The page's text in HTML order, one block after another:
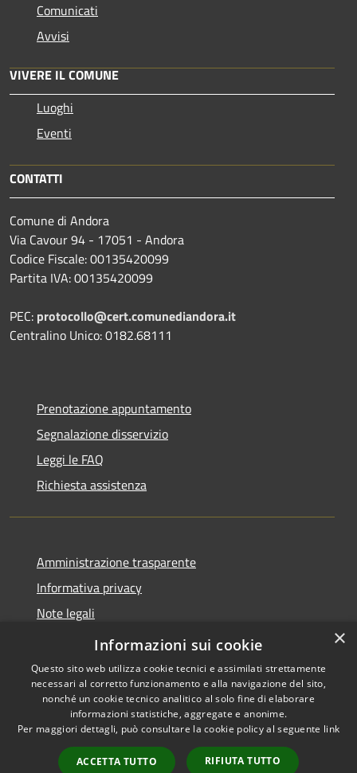
Comunicati
Avvisi
VIVERE IL COMUNE
Luoghi
Eventi
CONTATTI
Comune di Andora
Via Cavour 94 - 17051 - Andora
Codice Fiscale: 00135420099
Partita IVA: 00135420099
PEC: protocollo@cert.comunediandora.it
Centralino Unico: 0182.68111
Prenotazione appuntamento
Segnalazione disservizio
Leggi le FAQ
Richiesta assistenza
Amministrazione trasparente
Informativa privacy
Note legali
Dichiarazione di accessibilità
Accessibilità
Copyright © 2026 • Comune di
Andora • Powered by
Municipium•
Accesso
×
Informazioni sui cookie
Questo sito web utilizza cookie tecnici e assimilati strettamente
necessari al corretto funzionamento e alla navigazione del sito,
nonché un cookie tecnico analitico al solo fine di elaborare
informazioni statistiche, aggregate e anonime.
Per maggiori dettagli, può consultare la cookie policy al seguente link
ACCETTA TUTTO RIFIUTA TUTTO